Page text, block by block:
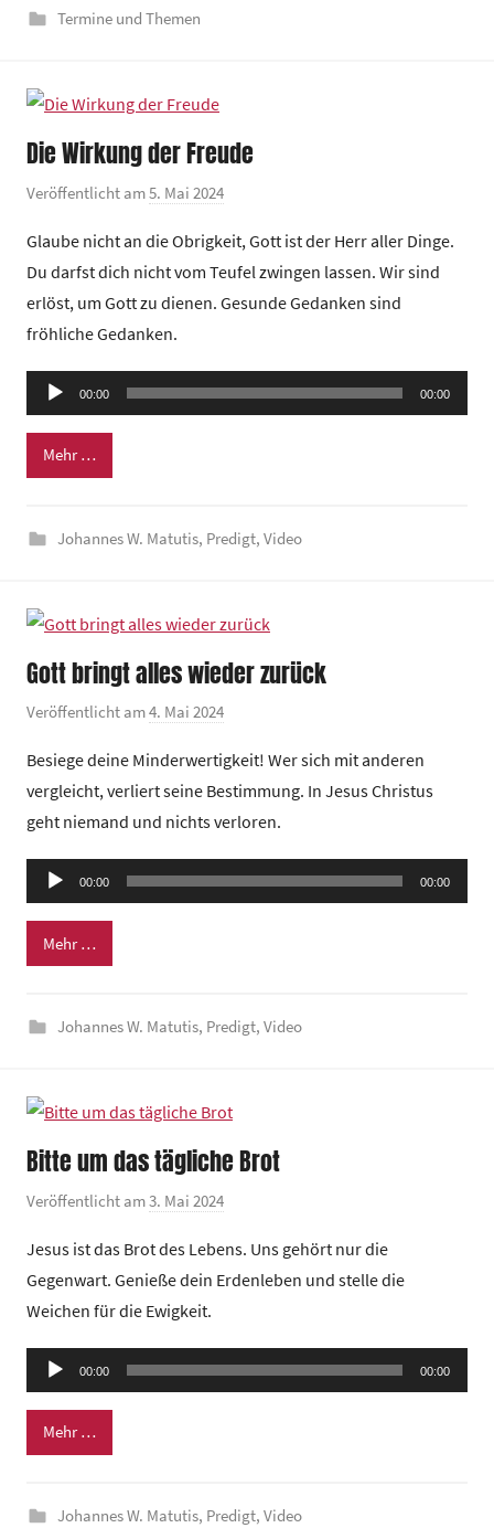
Termine und Themen
Die Wirkung der Freude
Veröffentlicht am5. Mai 2024
n
G
e
i
n
e
r
m
Glaube nicht an die Obrigkeit, Gott ist der Herr aller Dinge.
Du darfst dich nicht vom Teufel zwingen lassen. Wir sind
erlöst, um Gott zu dienen. Gesunde Gedanken sind
fröhliche Gedanken.
Audio-
Player
00:00 00:00
Mehr …
Johannes W. Matutis, Predigt, Video
Gott bringt alles wieder zurück
Veröffentlicht am4. Mai 2024
n
G
e
m
e
z
t
u
Besiege deine Minderwertigkeit! Wer sich mit anderen
vergleicht, verliert seine Bestimmung. In Jesus Christus
geht niemand und nichts verloren.
Audio-
Player
00:00 00:00
Mehr …
Johannes W. Matutis, Predigt, Video
Bitte um das tägliche Brot
Veröffentlicht am3. Mai 2024
n
G
m
e
z
Jesus ist das Brot des Lebens. Uns gehört nur die
Gegenwart. Genieße dein Erdenleben und stelle die
Weichen für die Ewigkeit.
Audio-
Player
00:00 00:00
Mehr …
Johannes W. Matutis, Predigt, Video